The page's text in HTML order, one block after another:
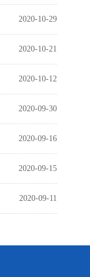
2020-10-29
2020-10-21
2020-10-12
2020-09-30
2020-09-16
2020-09-15
2020-09-11